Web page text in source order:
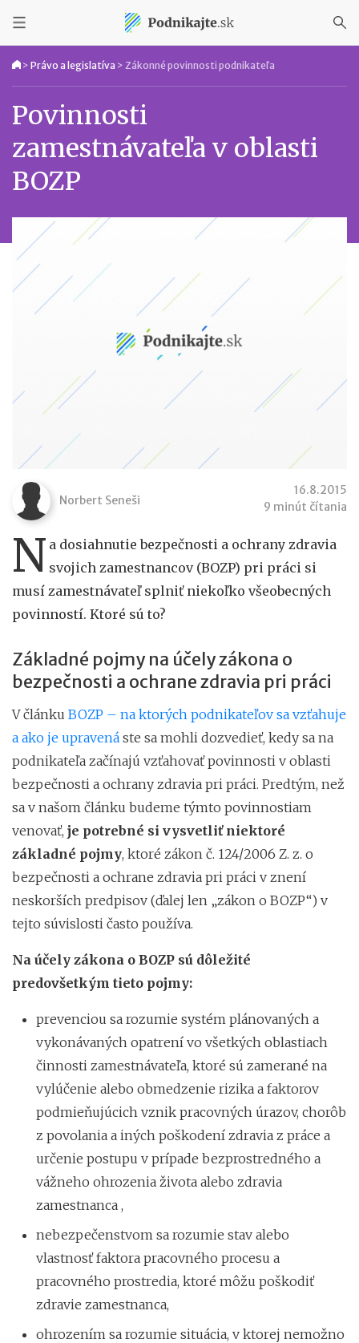
> Právo a legislatíva > Zákonné povinnosti podnikateľa
Povinnosti
zamestnávateľa v oblasti
BOZP
Norbert Seneši
16.8.2015
9 minút čítania
N a dosiahnutie bezpečnosti a ochrany zdravia
svojich zamestnancov (BOZP) pri práci si
musí zamestnávateľ splniť niekoľko všeobecných
povinností. Ktoré sú to?
Základné pojmy na účely zákona o
bezpečnosti a ochrane zdravia pri práci
V článku BOZP – na ktorých podnikateľov sa vzťahuje
a ako je upravená ste sa mohli dozvedieť, kedy sa na
podnikateľa začínajú vzťahovať povinnosti v oblasti
bezpečnosti a ochrany zdravia pri práci. Predtým, než
sa v našom článku budeme týmto povinnostiam
venovať, je potrebné si vysvetliť niektoré
základné pojmy, ktoré zákon č. 124/2006 Z. z. o
bezpečnosti a ochrane zdravia pri práci v znení
neskorších predpisov (ďalej len „zákon o BOZP“) v
tejto súvislosti často používa.
Na účely zákona o BOZP sú dôležité
predovšetkým tieto pojmy:
prevenciou sa rozumie systém plánovaných a
vykonávaných opatrení vo všetkých oblastiach
činnosti zamestnávateľa, ktoré sú zamerané na
vylúčenie alebo obmedzenie rizika a faktorov
podmieňujúcich vznik pracovných úrazov, chorôb
z povolania a iných poškodení zdravia z práce a
určenie postupu v prípade bezprostredného a
vážneho ohrozenia života alebo zdravia
zamestnanca ,
nebezpečenstvom sa rozumie stav alebo
vlastnosť faktora pracovného procesu a
pracovného prostredia, ktoré môžu poškodiť
zdravie zamestnanca,
ohrozením sa rozumie situácia, v ktorej nemožno